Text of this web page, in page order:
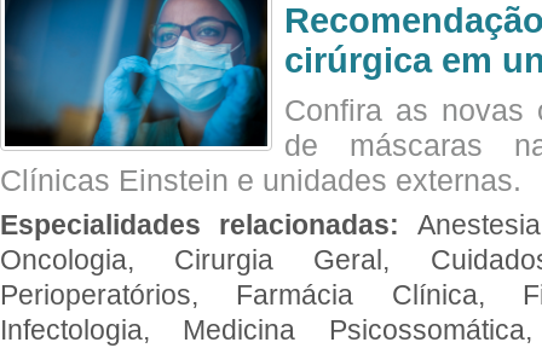
cirúrgica em
Confira as novas
de máscaras
Clínicas Einstein e unidades externas.
Especialidades relacionadas:
Oncologia, Cirurgia Geral,
Perioperatórios, Farmácia Clínica,
Infectologia, Medicina